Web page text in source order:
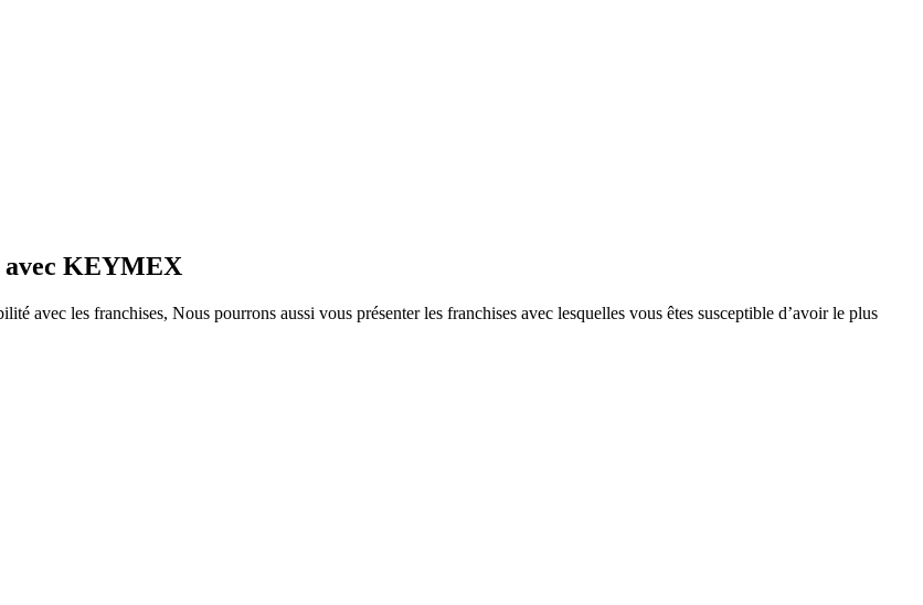
avec KEYMEX
avec les franchises, Nous pourrons aussi vous présenter les franchises avec lesquelles vous êtes susceptible d’avoir le plus